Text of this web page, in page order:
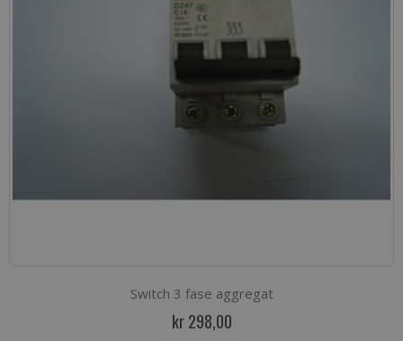
Switch 3 fase aggregat
kr 298,00